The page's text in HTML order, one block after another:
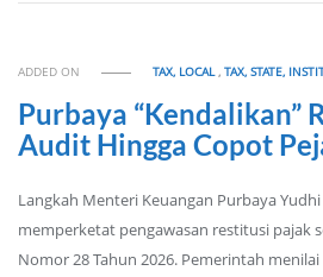
ADDED ON TAX, LOCAL,TAX, STATE,
Purbaya “Kendalikan”
Audit Hingga Copot
Langkah Menteri Keuangan Purbaya
memperketat pengawasan restitusi pajak
Nomor 28 Tahun 2026. Pemerintah